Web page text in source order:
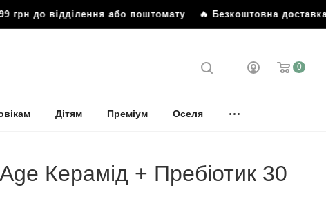
до відділення або поштомату🔥 Безкоштовна доставка
0
Дітям Преміум Оселя
Керамід + Пребіотик 30